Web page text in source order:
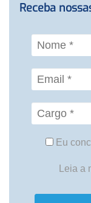
Receba
Eu
Leia a